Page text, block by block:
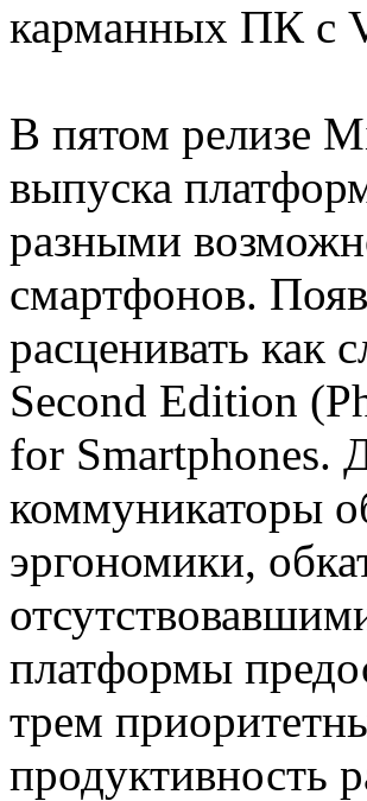
карманных ПК с
В пятом релизе
выпуска
разными
смартфонов.
расценивать как
Second Edition
for Smartphones.
коммуникаторы
эргономики,
платформы
трем
продуктивность